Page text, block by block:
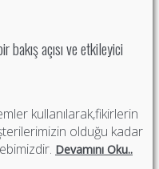
bakış açısı ve etkileyici
kullanılarak,fikirlerin
olduğu kadar
Devamını Oku..